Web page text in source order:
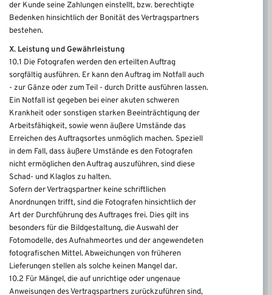
der Kunde seine Zahlungen einstellt, bzw. berechtigte
Bedenken hinsichtlich der Bonität des Vertragspartners
bestehen.
X. Leistung und Gewährleistung
10.1 Die Fotografen werden den erteilten Auftrag
sorgfältig ausführen. Er kann den Auftrag im Notfall auch
- zur Gänze oder zum Teil - durch Dritte ausführen lassen.
Ein Notfall ist gegeben bei einer akuten schweren
Krankheit oder sonstigen starken Beeinträchtigung der
Arbeitsfähigkeit, sowie wenn äußere Umstände das
Erreichen des Auftragsortes unmöglich machen. Speziell
in dem Fall, dass äußere Umstände es den Fotografen
nicht ermöglichen den Auftrag auszuführen, sind diese
Schad- und Klaglos zu halten.
Sofern der Vertragspartner keine schriftlichen
Anordnungen trifft, sind die Fotografen hinsichtlich der
Art der Durchführung des Auftrages frei. Dies gilt ins
besonders für die Bildgestaltung, die Auswahl der
Fotomodelle, des Aufnahmeortes und der angewendeten
fotografischen Mittel. Abweichungen von früheren
Lieferungen stellen als solche keinen Mangel dar.
10.2 Für Mängel, die auf unrichtige oder ungenaue
Anweisungen des Vertragspartners zurückzuführen sind,